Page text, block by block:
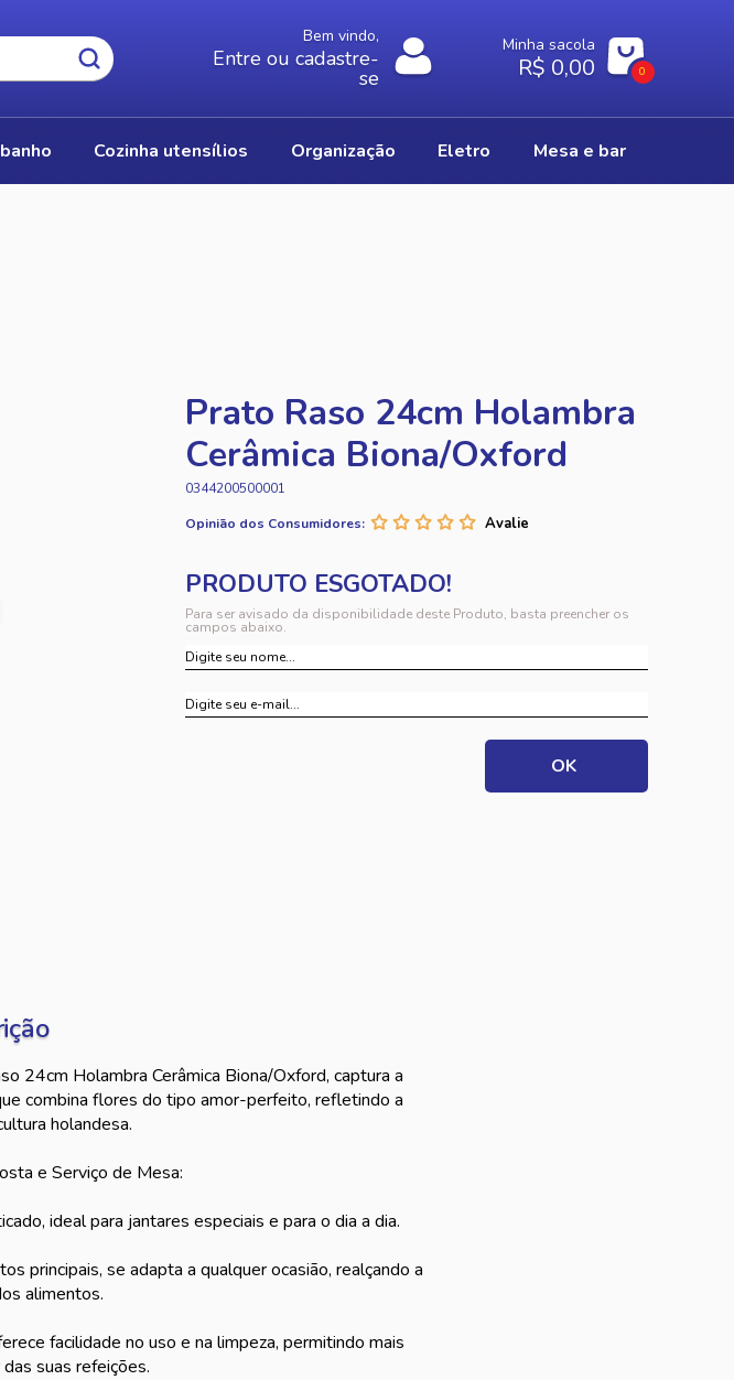
Bem vindo,
Entre ou cadastre-
se
Minha sacola
R$ 0,00 0
cozinha utensílios organização eletro mesa e bar
Prato Raso 24cm Holambra
Cerâmica Biona/Oxford
0344200500001
Opinião dos Consumidores:
Para ser avisado da disponibilidade deste Produto, basta preencher os
campos abaixo.
24cm Holambra Cerâmica Biona/Oxford, captura a
combina flores do tipo amor-perfeito, refletindo a
holandesa.
e Serviço de Mesa:
ideal para jantares especiais e para o dia a dia.
principais, se adapta a qualquer ocasião, realçando a
alimentos.
facilidade no uso e na limpeza, permitindo mais
suas refeições.